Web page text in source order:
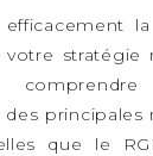
votre stratégie
principales
que le